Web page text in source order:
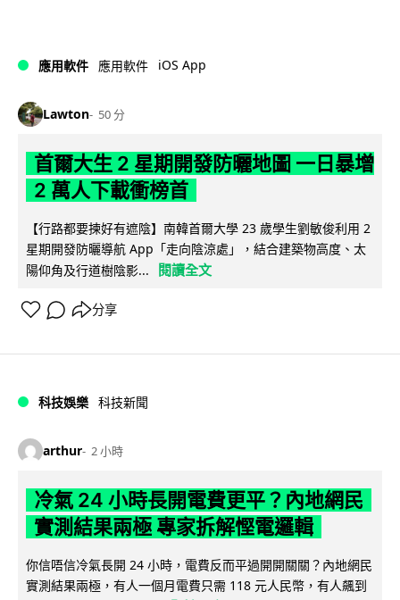
應用軟件 應用軟件 iOS App
Lawton 50 分
首爾大生 2 星期開發防曬地圖 一日暴增
2 萬人下載衝榜首
【行路都要揀好有遮陰】南韓首爾大學 23 歲學生劉敏俊利用 2
星期開發防曬導航 App「走向陰涼處」，結合建築物高度、太
陽仰角及行道樹陰影...
閱讀全文
分享
科技娛樂 科技新聞
arthur 2 小時
冷氣 24 小時長開電費更平？內地網民
實測結果兩極 專家拆解慳電邏輯
你信唔信冷氣長開 24 小時，電費反而平過開開關關？內地網民
實測結果兩極，有人一個月電費只需 118 元人民幣，有人飆到